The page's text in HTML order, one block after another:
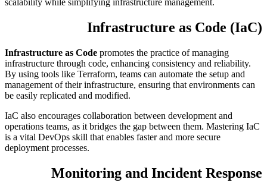
scalability while simplifying infrastructure management.
Infrastructure as Code (IaC)
Infrastructure as Code promotes the practice of managing
infrastructure through code, enhancing consistency and reliability.
By using tools like Terraform, teams can automate the setup and
management of their infrastructure, ensuring that environments can
be easily replicated and modified.
IaC also encourages collaboration between development and
operations teams, as it bridges the gap between them. Mastering IaC
is a vital DevOps skill that enables faster and more secure
deployment processes.
Monitoring and Incident Response